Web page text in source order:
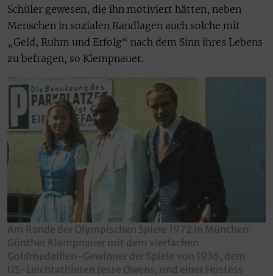
Schüler gewesen, die ihn motiviert hätten, neben
Menschen in sozialen Randlagen auch solche mit
„Geld, Ruhm und Erfolg“ nach dem Sinn ihres Lebens
zu befragen, so Klempnauer.
Am Rande der Olympischen Spiele 1972 in München:
Günther Klempnauer mit dem vierfachen
Goldmedaillen-Gewinner der Spiele von 1936, dem
US-Leichtathleten Jesse Owens, und einer Hostess